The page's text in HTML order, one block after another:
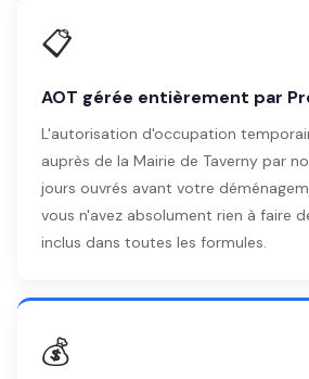
📋
AOT gérée entièrement par
L'autorisation d'occupation
auprès de la Mairie de Taverny par
jours ouvrés avant votre
vous n'avez absolument rien à faire
inclus dans toutes les formules.
💰